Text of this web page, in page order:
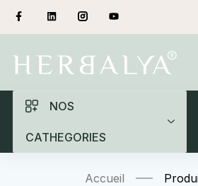
NOS
CATHEGORIES
Accueil